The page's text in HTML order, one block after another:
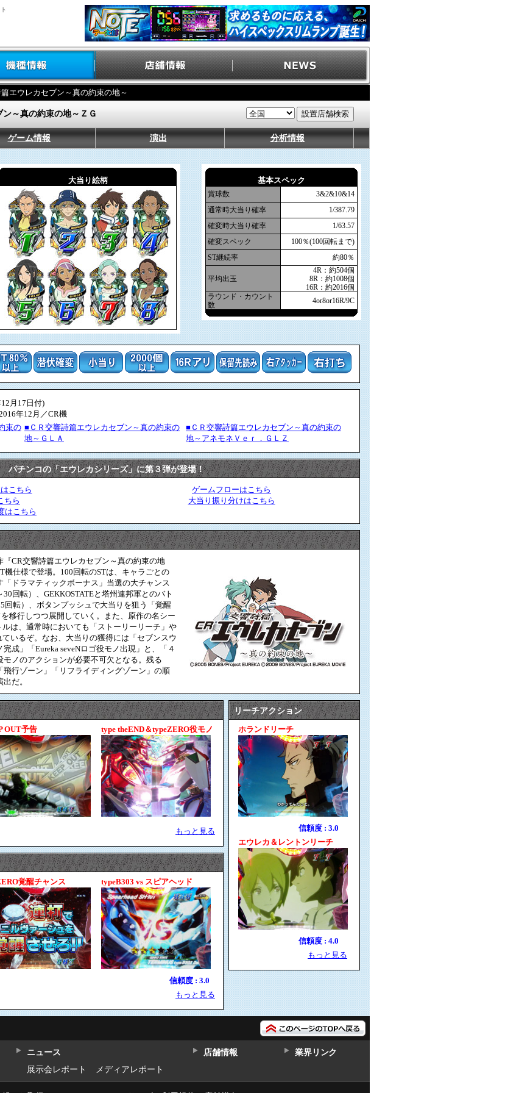
エウレカセブン～真の約束の地～
～真の約束の地～ＺＧ
ゲーム情報 演出 分析情報
大当り絵柄 基本スペック
賞球数
3&2&10&14
通常時大当り確率
1/387.79
確変時大当り確率
1/63.57
確変スペック
100％(100回転まで)
ST継続率
約80％
平均出玉
4R：約504個
8R：約1008個
16R：約2016個
ラウンド・カウント
数
4or8or16R/9C
月17日付)
年12月／CR機
束の ■ＣＲ交響詩篇エウレカセブン～真の約束の
地～ＧＬＡ
■ＣＲ交響詩篇エウレカセブン～真の約束の
地～アネモネＶｅｒ．ＧＬＺ
パチンコの「エウレカシリーズ」に第３弾が登場！
こちら
ゲームフローはこちら
ちら
大当り振り分けはこちら
はこちら
CR交響詩篇エウレカセブン～真の約束の地
機仕様で登場。100回転のSTは、キャラごとの
ドラマティックボーナス」当選の大チャンス
回転）、GEKKOSTATEと塔州連邦軍とのバト
回転）、ボタンプッシュで大当りを狙う「覚醒
移行しつつ展開していく。また、原作の名シー
は、通常時においても「ストーリーリーチ」や
いるぞ。なお、大当りの獲得には「セブンスウ
成」「Eureka seveNロゴ役モノ出現」と、「４
ノのアクションが必要不可欠となる。残る
飛行ゾーン」「リフライディングゾーン」の順
だ。
OUT予告 type theEND＆typeZERO役モノ
もっと見る
リーチアクション
ホランドリーチ
信頼度 : 3.0
エウレカ＆レントンリーチ
信頼度 : 4.0
もっと見る
覚醒チャンス typeB303 vs スピアヘッド
信頼度 : 3.0
もっと見る
ニュース
展示会レポート
メディアレポート
店舗情報 業界リンク